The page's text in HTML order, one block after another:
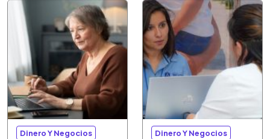
Dinero Y Negocios Dinero Y Negocios